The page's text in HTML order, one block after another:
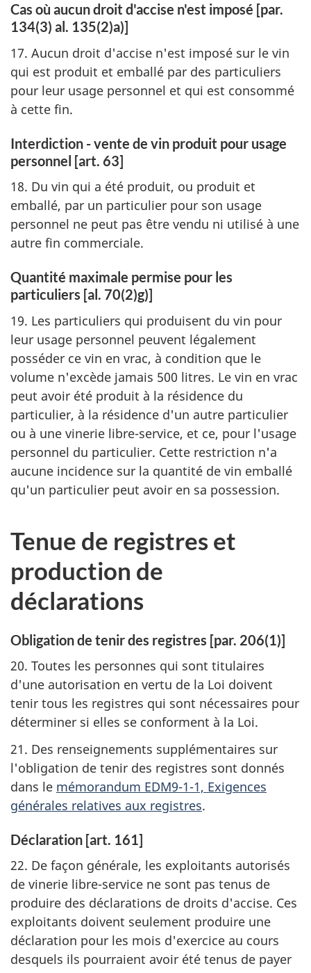
Cas où aucun droit d'accise n'est imposé [par.
134(3) al. 135(2)a)]
17. Aucun droit d'accise n'est imposé sur le vin
qui est produit et emballé par des particuliers
pour leur usage personnel et qui est consommé
à cette fin.
Interdiction - vente de vin produit pour usage
personnel [art. 63]
18. Du vin qui a été produit, ou produit et
emballé, par un particulier pour son usage
personnel ne peut pas être vendu ni utilisé à une
autre fin commerciale.
Quantité maximale permise pour les
particuliers [al. 70(2)g)]
19. Les particuliers qui produisent du vin pour
leur usage personnel peuvent légalement
posséder ce vin en vrac, à condition que le
volume n'excède jamais 500 litres. Le vin en vrac
peut avoir été produit à la résidence du
particulier, à la résidence d'un autre particulier
ou à une vinerie libre-service, et ce, pour l'usage
personnel du particulier. Cette restriction n'a
aucune incidence sur la quantité de vin emballé
qu'un particulier peut avoir en sa possession.
Tenue de registres et
production de
déclarations
Obligation de tenir des registres [par. 206(1)]
20. Toutes les personnes qui sont titulaires
d'une autorisation en vertu de la Loi doivent
tenir tous les registres qui sont nécessaires pour
déterminer si elles se conforment à la Loi.
21. Des renseignements supplémentaires sur
l'obligation de tenir des registres sont donnés
dans le mémorandum EDM9-1-1, Exigences
générales relatives aux registres.
Déclaration [art. 161]
22. De façon générale, les exploitants autorisés
de vinerie libre-service ne sont pas tenus de
produire des déclarations de droits d'accise. Ces
exploitants doivent seulement produire une
déclaration pour les mois d'exercice au cours
desquels ils pourraient avoir été tenus de payer